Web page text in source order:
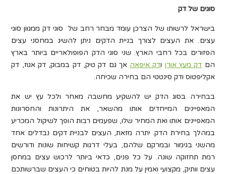
סוגים של דק
בישראל לרשותו של הצרכן עומד מבחר רחב של סוגי דק ממגוון סוגי
עצים. את העצים לצורך בניית הדקים ניתן להשיג במחסני עצים
הפזורים בכל רחבי הארץ. שני סוגי הדק הפופולאריים ביותר בארץ
הם דק מעץ אורן ודק איפאה אך גם דק טיק, דק במבוק, דק אגוז, דק
אקליפטוס ודק סינטטי הם בחירה שכיחה.
בבחירה בסוג הדק יש להשקיע מחשבה מאחר ולכל עץ יש את
המאפיינים המייחדים אותו מהשאר, את היתרונות והחסרונות
המאפיינים אותו ואת המחיר שלו, שפעמים רבות הופך לשיקול המכריע
במהלך בחירת הדק. יתרה מזאת, העצים לבניית דקים נבדלים אחד
מהשני בגימור ובמרקם שלהם, בעלי דרגות קשיחות שונות ודורשים
רמת תחזוקה שונה. על כל פנים, כדאי ביותר לרכוש עצים במחסן
עצים וותיק, מקצועי ואמין על מנת להיות בטוחים כי העצים שברשותכם